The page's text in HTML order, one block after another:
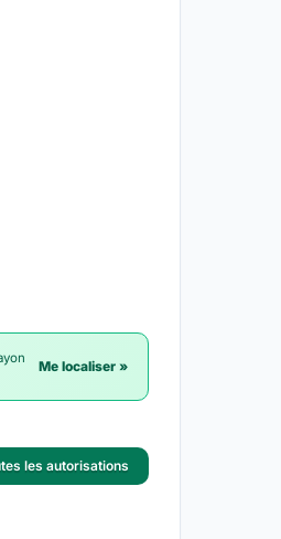
Me localiser »
les autorisations